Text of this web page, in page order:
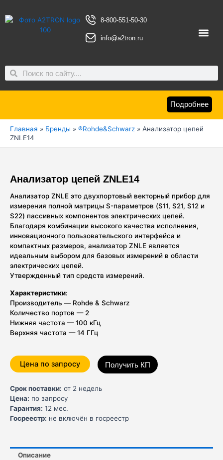
содержимому
8-800-551-50-30
info@a2tron.ru
SearchSearch
Подробнее
Главная » Бренды » ®Rohde&Schwarz » Анализатор цепей
ZNLE14
Анализатор цепей ZNLE14
Анализатор ZNLE это двухпортовый векторный прибор для
измерения полной матрицы S-параметров (S11, S21, S12 и
S22) пассивных компонентов электрических цепей.
Благодаря комбинации высокого качества исполнения,
инновационного пользовательского интерфейса и
компактных размеров, анализатор ZNLE является
идеальным выбором для базовых измерений в области
электрических цепей.
Утвержденный тип средств измерений.
Характеристики:
Производитель — Rohde & Schwarz
Количество портов — 2
Нижняя частота — 100 кГц
Верхняя частота — 14 ГГц
Цена по запросу Получить КП
Срок поставки: от 2 недель
Цена: по запросу
Гарантия: 12 мес.
Госреестр: не включён в госреестр
Описание